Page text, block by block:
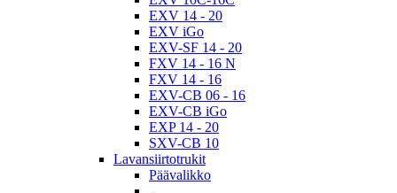
EXV 14 - 20
EXV iGo
EXV-SF 14 - 20
FXV 14 - 16 N
FXV 14 - 16
EXV-CB 06 - 16
EXV-CB iGo
EXP 14 - 20
SXV-CB 10
Lavansiirtotrukit
Päävalikko